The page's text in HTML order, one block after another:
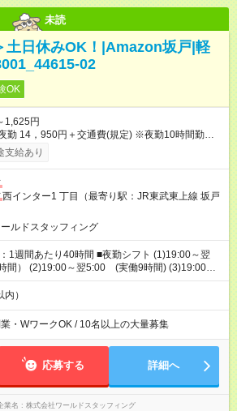
未読
土日休みOK！|Amazon坂戸|軽
02
OK
1,625円
勤 14，950円＋交通費(規定) ※夜勤10時間勤務の
速払いサービス) 毎週
受取可能※規定有 PC・携帯・スマホから申請→指
用期間あり 試用期間の長さ：2週間 雇用形態、
と同じです。
支給あり
西インター1 丁目（最寄り駅：JR東武東上線 坂戸
ルドスタッフィング
1週間あたり40時間 ■夜勤シフト (1)19:00～翌
間） (2)19:00～翌5:00 (実働9時間) (3)19:00～
時間) ※土日休みOK ※週3～ 曜日固定を基本と
※全シフト社会保険加入になります。 ※時間外
（実働8時間） (2)19:00～翌5:00 (実働9時
翌6:00 (実働10時間) ※土日休みOK ※週3～ 曜日
たシフト制！ ※全シフト社会保険加入になりま
働：無
）
・WワークOK / 10名以上の大量募集
応募する 詳細へ
業名 株式会社ワールドスタッフィング